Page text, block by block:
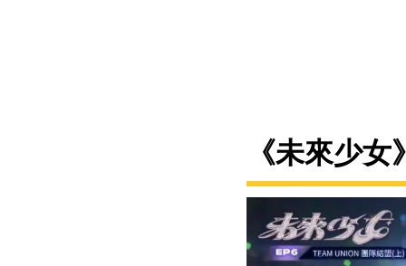
《未來少